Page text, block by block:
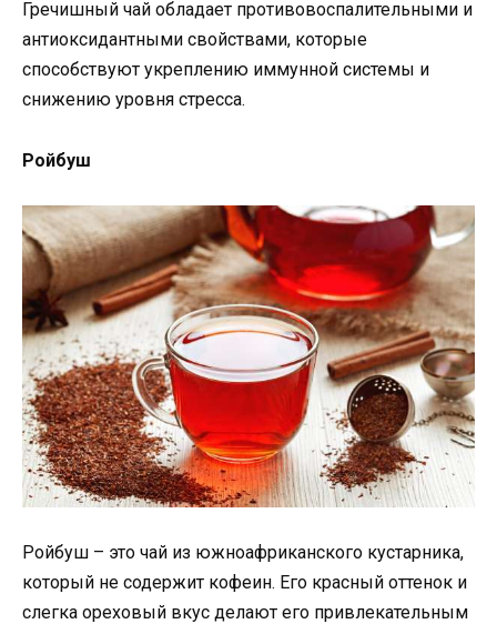
Гречишный чай обладает противовоспалительными и
антиоксидантными свойствами, которые
способствуют укреплению иммунной системы и
снижению уровня стресса.
Ройбуш
Ройбуш – это чай из южноафриканского кустарника,
который не содержит кофеин. Его красный оттенок и
слегка ореховый вкус делают его привлекательным